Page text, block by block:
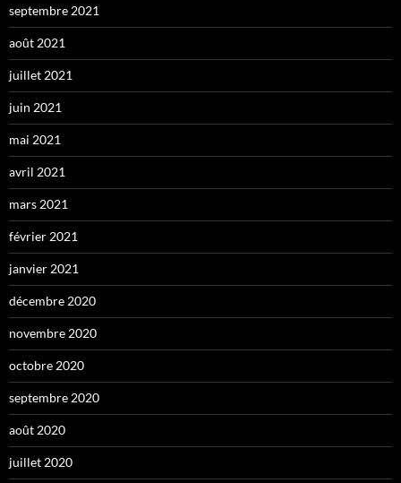
septembre 2021
août 2021
juillet 2021
juin 2021
mai 2021
avril 2021
mars 2021
février 2021
janvier 2021
décembre 2020
novembre 2020
octobre 2020
septembre 2020
août 2020
juillet 2020